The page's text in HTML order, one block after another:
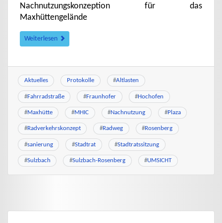
Nachnutzungskonzeption für das
Maxhüttengelände
Weiterlesen
Aktuelles Protokolle #Altlasten
#Fahrradstraße #Fraunhofer #Hochofen
#Maxhütte #MHIC #Nachnutzung #Plaza
#Radverkehrskonzept #Radweg #Rosenberg
#sanierung #Stadtrat #Stadtratssitzung
#Sulzbach #Sulzbach-Rosenberg #UMSICHT